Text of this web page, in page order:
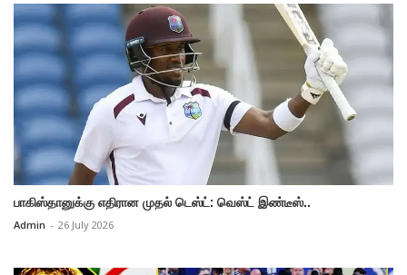
பாகிஸ்தானுக்கு எதிரான முதல் டெஸ்ட்: வெஸ்ட் இண்டீஸ்..
Admin - 26 July 2026